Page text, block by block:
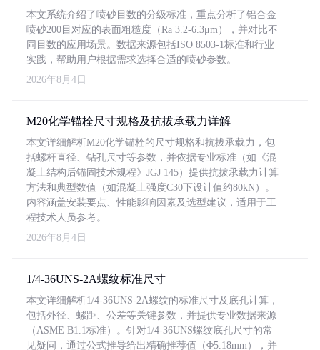
本文系统介绍了喷砂目数的分级标准，重点分析了铝合金
喷砂200目对应的表面粗糙度（Ra 3.2-6.3μm），并对比不
同目数的应用场景。数据来源包括ISO 8503-1标准和行业
实践，帮助用户根据需求选择合适的喷砂参数。
2026年8月4日
M20化学锚栓尺寸规格及抗拔承载力详解
本文详细解析M20化学锚栓的尺寸规格和抗拔承载力，包
括螺杆直径、钻孔尺寸等参数，并依据专业标准（如《混
凝土结构后锚固技术规程》JGJ 145）提供抗拔承载力计算
方法和典型数值（如混凝土强度C30下设计值约80kN）。
内容涵盖安装要点、性能影响因素及选型建议，适用于工
程技术人员参考。
2026年8月4日
1/4-36UNS-2A螺纹标准尺寸
本文详细解析1/4-36UNS-2A螺纹的标准尺寸及底孔计算，
包括外径、螺距、公差等关键参数，并提供专业数据来源
（ASME B1.1标准）。针对1/4-36UNS螺纹底孔尺寸的常
见疑问，通过公式推导给出精确推荐值（Φ5.18mm），并